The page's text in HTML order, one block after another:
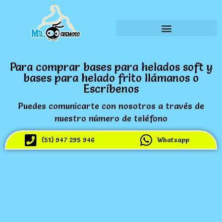
Para comprar bases para helados soft y
bases para helado frito llámanos o
Escríbenos
Puedes comunicarte con nosotros a través de
nuestro número de teléfono
(51) 947 295 946 Whatsapp